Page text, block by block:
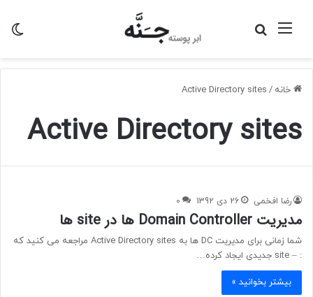
منو
خانه /
Active Directory sites
Active Directory sites
رضا افخمی 26 دی 1392 0
مدیریت Domain Controller ها در site ها
شما زمانی برای مدیریت DC ها به Active Directory sites مراجعه می کنید که
: – site جدیدی ایجاد کرده…
بیشتر بخوانید »